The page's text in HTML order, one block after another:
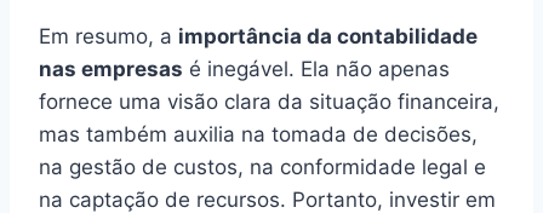
Em resumo, a importância da contabilidade
nas empresas é inegável. Ela não apenas
fornece uma visão clara da situação financeira,
mas também auxilia na tomada de decisões,
na gestão de custos, na conformidade legal e
na captação de recursos. Portanto, investir em